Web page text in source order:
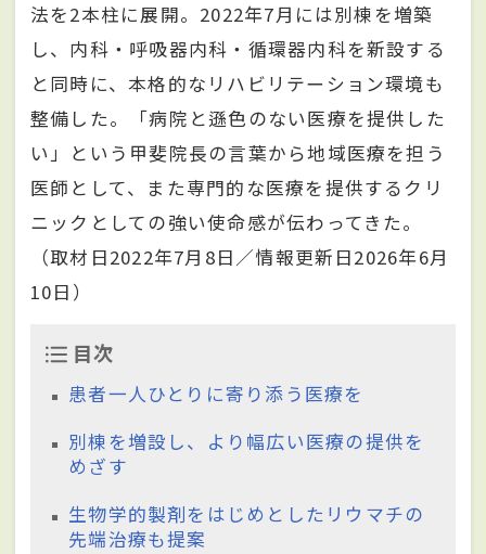
法を2本柱に展開。2022年7月には別棟を増築
し、内科・呼吸器内科・循環器内科を新設する
と同時に、本格的なリハビリテーション環境も
整備した。「病院と遜色のない医療を提供した
い」という甲斐院長の言葉から地域医療を担う
医師として、また専門的な医療を提供するクリ
ニックとしての強い使命感が伝わってきた。
（取材日2022年7月8日／情報更新日2026年6月
10日）
目次
患者一人ひとりに寄り添う医療を
別棟を増設し、より幅広い医療の提供を
めざす
生物学的製剤をはじめとしたリウマチの
先端治療も提案